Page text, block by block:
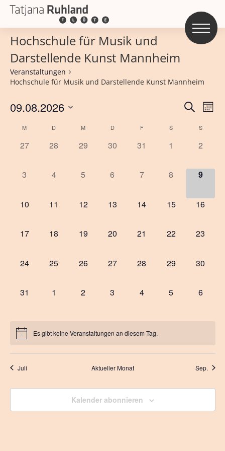
Hochschule für Musik und
Darstellende Kunst Mannheim
Veranstaltungen
Hochschule für Musik und Darstellende Kunst Mannheim
Such-
und
Suche
09.08.2026
das
aus.
Kalender
von
Veranstaltungen
M D M D F S S
0
27
0
28
0
29
0
30
0
31
0
1
0
2
0
3
0
4
0
5
0
6
0
7
0
8
0
9
0
10
0
11
0
12
0
13
0
14
0
15
0
16
0
17
0
18
0
19
0
20
0
21
0
22
0
23
0
24
0
25
0
26
0
27
0
28
0
29
0
30
0
31
0
1
0
2
0
3
0
4
0
5
0
6
Es gibt keine Veranstaltungen an diesem Tag.
Juli Aktueller Monat Sep.
Kalender abonnieren